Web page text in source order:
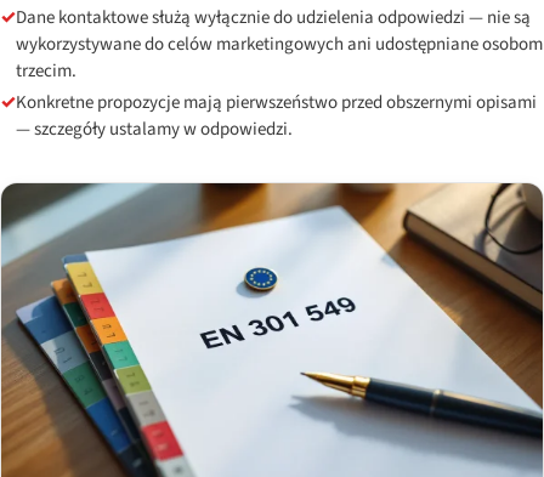
✓Dane kontaktowe służą wyłącznie do udzielenia odpowiedzi — nie są
wykorzystywane do celów marketingowych ani udostępniane osobom
trzecim.
✓Konkretne propozycje mają pierwszeństwo przed obszernymi opisami
— szczegóły ustalamy w odpowiedzi.